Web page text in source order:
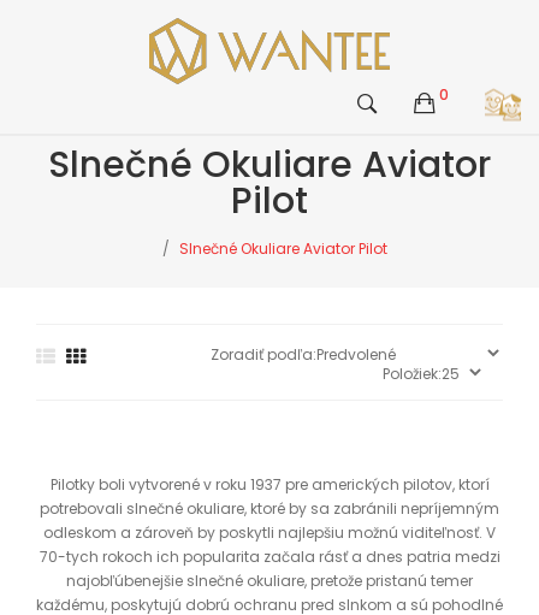
0
Slnečné Okuliare Aviator
Pilot
Slnečné Okuliare Aviator Pilot
Pilotky boli vytvorené v roku 1937 pre amerických pilotov, ktorí
potrebovali slnečné okuliare, ktoré by sa zabránili nepríjemným
odleskom a zároveň by poskytli najlepšiu možnú viditeľnosť. V
70-tych rokoch ich popularita začala rásť a dnes patria medzi
najobľúbenejšie slnečné okuliare, pretože pristanú temer
každému, poskytujú dobrú ochranu pred slnkom a sú pohodlné